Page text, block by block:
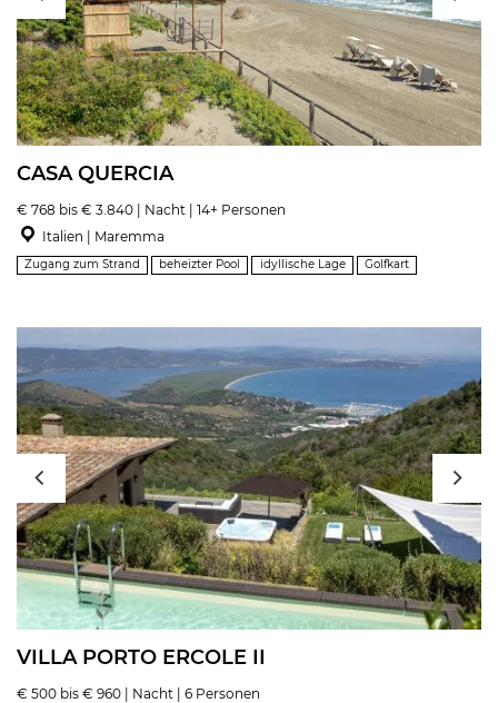
CASA QUERCIA
€ 768 bis € 3.840 | Nacht | 14+ Personen
Italien | Maremma
Zugang zum Strand beheizter Pool idyllische Lage Golfkart
VILLA PORTO ERCOLE II
€ 500 bis € 960 | Nacht | 6 Personen